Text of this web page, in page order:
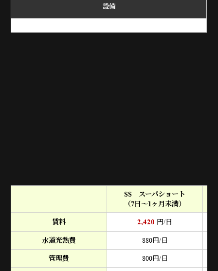
設備
SS スーパショート
（7日～1ヶ月未満）
賃料 2,420 円/日
水道光熱費 880円/日
管理費 800円/日